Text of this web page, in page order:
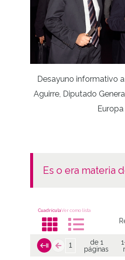
Desayuno informativo
Aguirre, Diputado
Europa
es o era materia
CuadrículaVer como lista
de 1
páginas